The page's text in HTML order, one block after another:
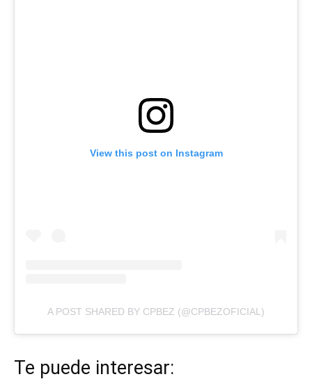
View this post on Instagram
A POST SHARED BY CPBEZ (@CPBEZOFICIAL)
Te puede interesar: